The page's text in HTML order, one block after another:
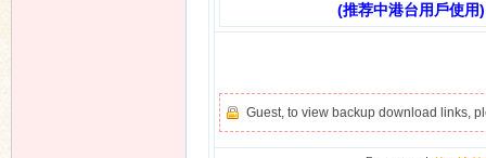
(推荐中港台用戶使用)
Guest, to view backup download links,